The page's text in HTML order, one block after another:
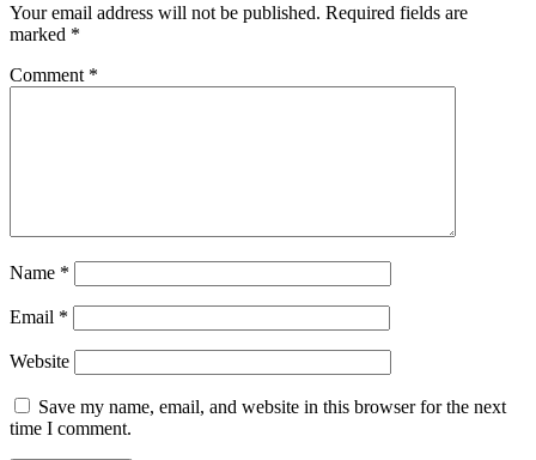
Your email address will not be published. Required fields are
marked *
Comment *
Name *
Email *
Website
Save my name, email, and website in this browser for the next
time I comment.